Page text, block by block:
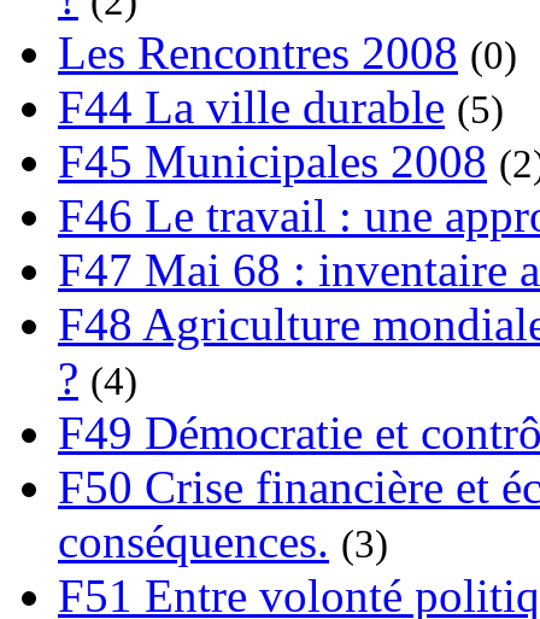
Les Rencontres 2008 (0)
F44 La ville durable (5)
F45 Municipales 2008
F46 Le travail : une
F47 Mai 68 : inventaire
F48 Agriculture
? (4)
F49 Démocratie et
F50 Crise financière et
conséquences. (3)
F51 Entre volonté